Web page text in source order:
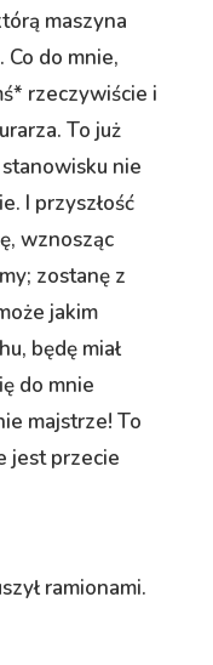
maszyna
Co do mnie,
rzeczywiście i
To już
nie
I przyszłość
wznosząc
zostanę z
jakim
będę miał
do mnie
majstrze! To
jest przecie
ramionami.